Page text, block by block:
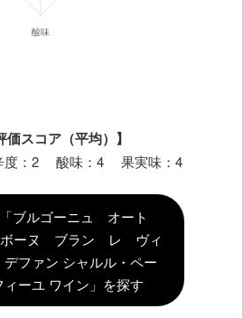
価スコア（平均）】
度：2 酸味：4 果実味：4
「ブルゴーニュ オート
ーヌ ブラン レ ヴィ
ファン シャルル・ペー
ィーユ ワイン」を探す